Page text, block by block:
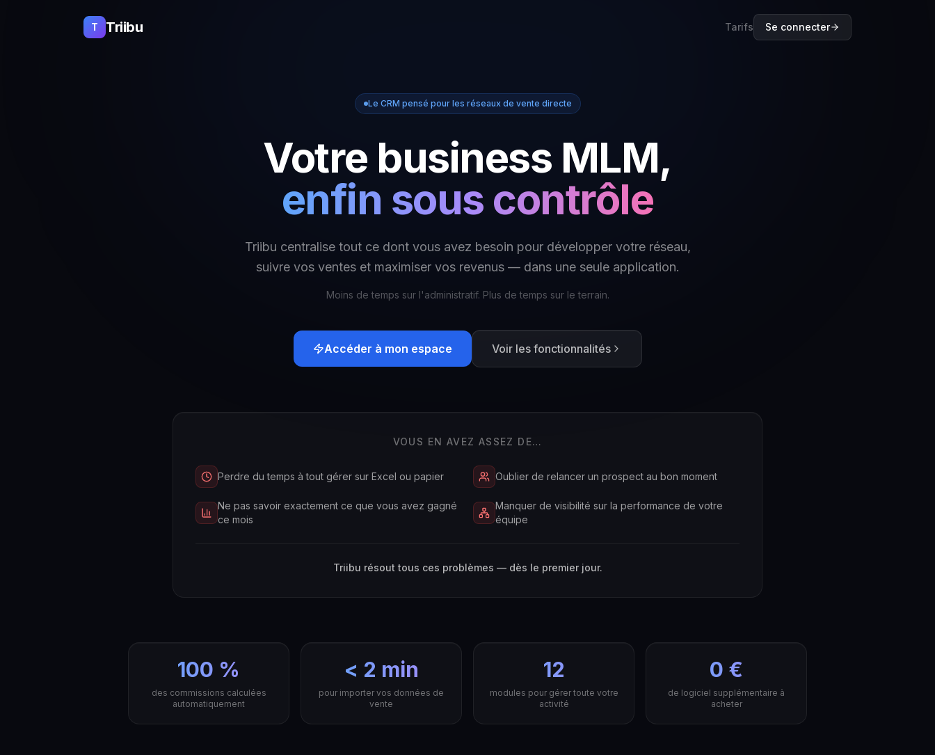
T Triibu Tarifs Se connecter
Le CRM pensé pour les réseaux de vente directe
Votre business MLM,
enfin sous contrôle
Triibu centralise tout ce dont vous avez besoin pour développer votre réseau,
suivre vos ventes et maximiser vos revenus — dans une seule application.
Moins de temps sur l'administratif. Plus de temps sur le terrain.
Accéder à mon espace Voir les fonctionnalités
VOUS EN AVEZ ASSEZ DE…
Perdre du temps à tout gérer sur Excel ou papier Oublier de relancer un prospect au bon moment
Ne pas savoir exactement ce que vous avez gagné
ce mois
Manquer de visibilité sur la performance de votre
équipe
Triibu résout tous ces problèmes — dès le premier jour.
100 %
des commissions calculées
automatiquement
< 2 min
pour importer vos données de
vente
12
modules pour gérer toute votre
activité
0 €
de logiciel supplémentaire à
acheter